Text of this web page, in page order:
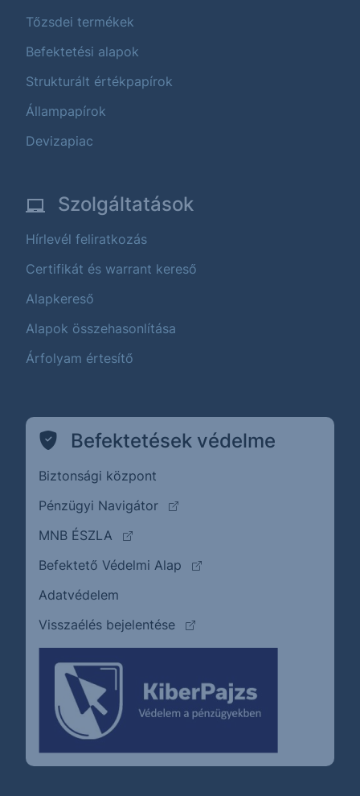
Tőzsdei termékek
Befektetési alapok
Strukturált értékpapírok
Állampapírok
Devizapiac
Szolgáltatások
Hírlevél feliratkozás
Certifikát és warrant kereső
Alapkereső
Alapok összehasonlítása
Árfolyam értesítő
Befektetések védelme
Biztonsági központ
Pénzügyi Navigátor
(külső oldalra ugrik)
MNB ÉSZLA
(külső oldalra ugrik)
Befektető Védelmi Alap
(külső oldalra ugrik)
Adatvédelem
Visszaélés bejelentése
(külső oldalra ugrik)